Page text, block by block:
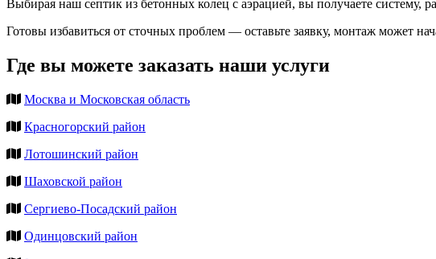
Выбирая наш септик из бетонных колец с аэрацией, вы получаете систему,
Готовы избавиться от сточных проблем — оставьте заявку, монтаж может
Где вы можете заказать наши услуги
Москва и Московская область
Красногорский район
Лотошинский район
Шаховской район
Сергиево-Посадский район
Одинцовский район